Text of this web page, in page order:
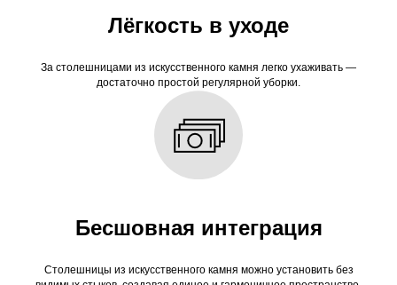
Лёгкость в уходе
За столешницами из искусственного камня легко ухаживать —
достаточно простой регулярной уборки.
Бесшовная интеграция
Столешницы из искусственного камня можно установить без